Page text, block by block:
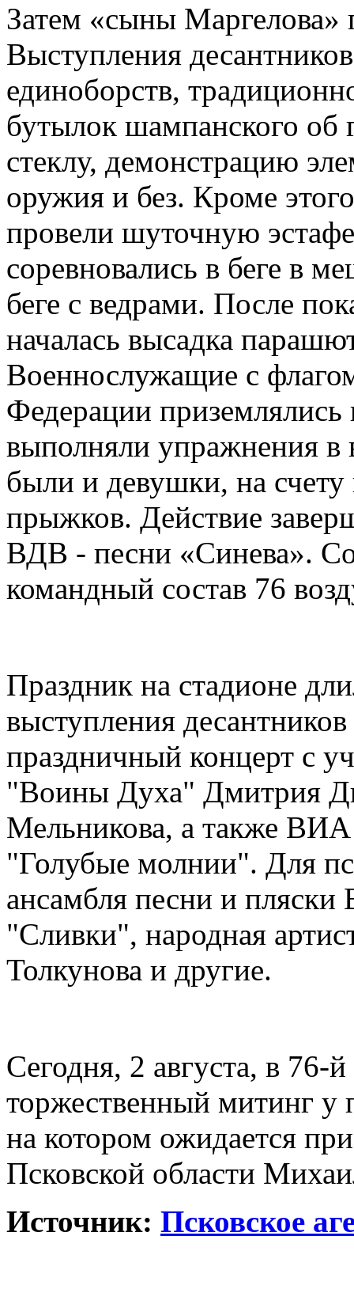
Затем «сыны Маргелова»
Выступления
единоборств,
бутылок шампанского об
стеклу, демонстрацию
оружия и без. Кроме
провели шуточную
соревновались в беге в
беге с ведрами. После
началась высадка
Военнослужащие с
Федерации
выполняли упражнения в
были и девушки, на
прыжков. Действие
ВДВ - песни «Синева».
командный состав 76
Праздник на стадионе
выступления
праздничный концерт с
"Воины Духа" Дмитрия
Мельникова, а также
"Голубые молнии". Для
ансамбля песни и
"Сливки", народная
Толкунова и другие.
Сегодня, 2 августа, в 76-
торжественный митинг у
на котором ожидается
Псковской области
Источник: Псковское